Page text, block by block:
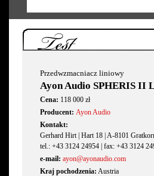
Test
Przedwzmacniacz liniowy
Ayon Audio SPHERIS II
Cena: 118 000 zł
Producent: Ayon Audio
Kontakt:
Gerhard Hirt | Hart 18 | A-8101
tel.: +43 3124 24954 | fax: +43 3124
e-mail: ayon@ayonaudio.com
Kraj pochodzenia: Austria